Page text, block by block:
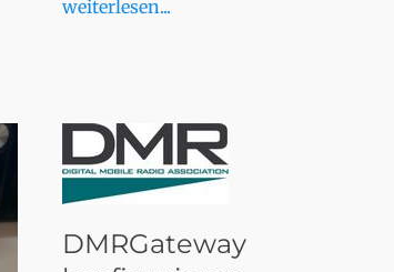
weiterlesen...
DMRGateway